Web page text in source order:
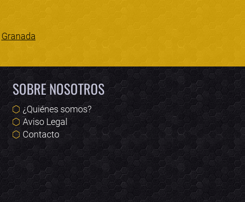
Granada
SOBRE NOSOTROS
¿Quiénes somos?
Aviso Legal
Contacto
Online · Te ayudo a encontrar conciertos